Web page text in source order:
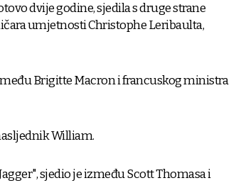
dvije godine, sjedila s druge strane
umjetnosti Christophe Leribaulta,
Brigitte Macron i francuskog ministra
William.
sjedio je između Scott Thomasa i